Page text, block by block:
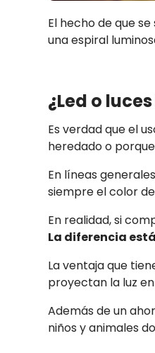
El hecho de que
una espiral
¿Led o
Es verdad que el
heredado o
En líneas
siempre el color
En realidad, si
La diferencia
La ventaja que
proyectan la luz
Además de un
niños y animales